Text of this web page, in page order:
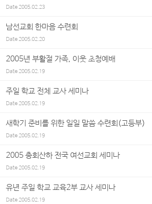
Date2005.02.23
남선교회 한마음 수련회
Date2005.02.20
2005년 부활절 가족, 이웃 초청예배
Date2005.02.19
주일 학교 전체 교사 세미나
Date2005.02.19
새학기 준비를 위한 일일 말씀 수련회(고등부)
Date2005.02.19
2005 총회산하 전국 여선교회 세미나
Date2005.02.19
유년 주일 학교 교육2부 교사 세미나
Date2005.02.19